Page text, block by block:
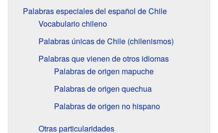
Palabras especiales del español de Chile
Vocabulario chileno
Palabras únicas de Chile (chilenismos)
Palabras que vienen de otros idiomas
Palabras de origen mapuche
Palabras de origen quechua
Palabras de origen no hispano
Otras particularidades